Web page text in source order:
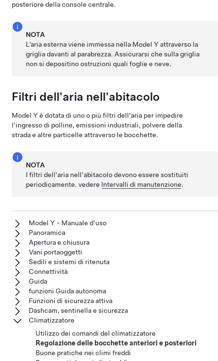
posteriore della console centrale.
NOTA
L’aria esterna viene immessa nella Model Y attraverso la
griglia davanti al parabrezza. Assicurarsi che sulla griglia
non si depositino ostruzioni quali foglie e neve.
Filtri dell'aria nell'abitacolo
Model Y è dotata di uno o più filtri dell'aria per impedire
l'ingresso di polline, emissioni industriali, polvere della
strada e altre particelle attraverso le bocchette.
NOTA
I filtri dell'aria nell'abitacolo devono essere sostituiti
periodicamente. vedere Intervalli di manutenzione.
Model Y - Manuale d'uso
Panoramica
Apertura e chiusura
Vani portaoggetti
Sedili e sistemi di ritenuta
Connettività
Guida
funzioni Guida autonoma
Funzioni di sicurezza attiva
Dashcam, sentinella e sicurezza
Climatizzatore
Utilizzo dei comandi del climatizzatore
Regolazione delle bocchette anteriori e posteriori
Buone pratiche nei climi freddi